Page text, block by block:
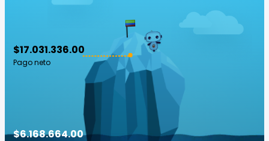
$17.031.336.00
Pago neto
$6.168.664.00